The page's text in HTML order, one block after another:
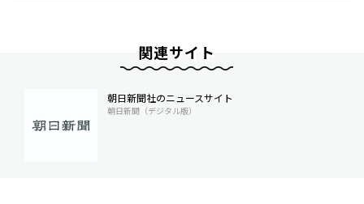
関連サイト
朝日新聞社のニュースサイト
朝日新聞（デジタル版）